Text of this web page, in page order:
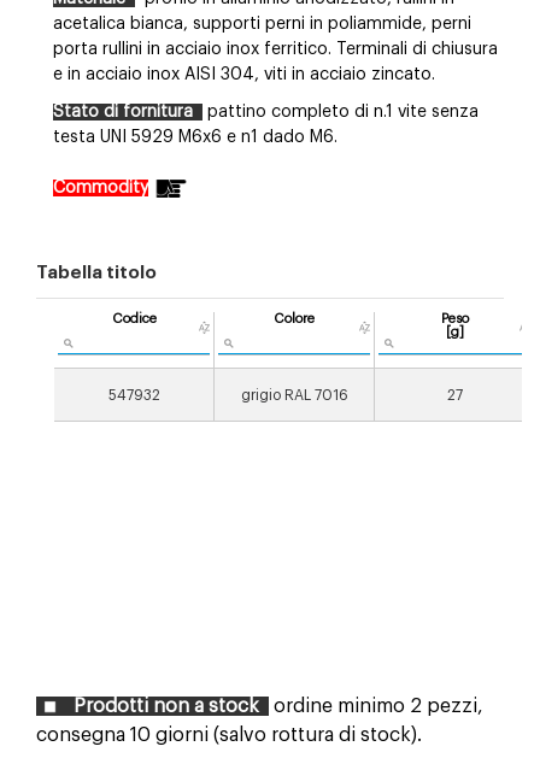
acetalica bianca, supporti perni in poliammide, perni
porta rullini in acciaio inox ferritico. Terminali di chiusura
e in acciaio inox AISI 304, viti in acciaio zincato.
Stato di fornitura
pattino completo di n.1 vite senza
testa UNI 5929 M6x6 e n1 dado M6.
Commodity
Tabella titolo
Codice Colore
Peso
[g]
547932 grigio RAL 7016 27
Prodotti non a stock
ordine minimo 2 pezzi,
consegna 10 giorni (salvo rottura di stock).